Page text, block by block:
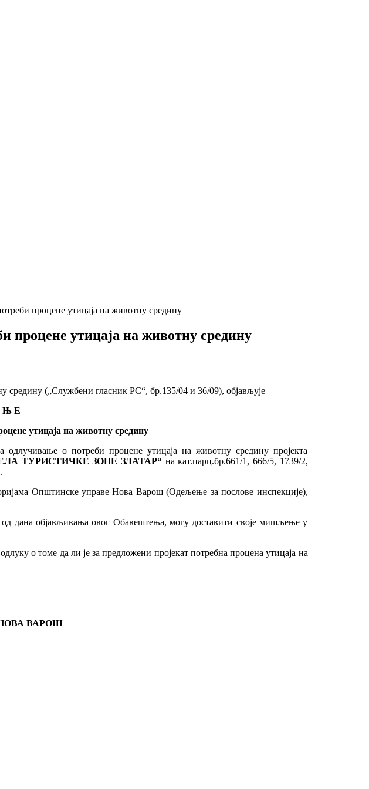
процене утицаја на животну средину
процене утицаја на животну средину
(„Службени гласник РС“, бр.135/04 и 36/09), објављује
Њ Е
утицаја на животну средину
о потреби процене утицаја на животну средину пројекта
ТУРИСТИЧКЕ ЗОНЕ ЗЛАТАР“ на кат.парц.бр.661/1, 666/5, 1739/2,
Општинске управе Нова Варош (Одељење за послове инспекције),
од дана објављивања овог Обавештења, могу доставити своје мишљење у
о томе да ли је за предложени пројекат потребна процена утицаја на
ВАРОШ